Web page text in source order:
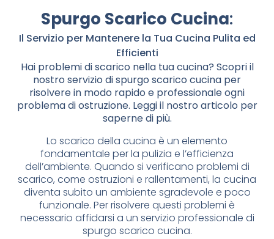
Spurgo Scarico Cucina:
Il Servizio per Mantenere la Tua Cucina Pulita ed
Efficienti
Hai problemi di scarico nella tua cucina? Scopri il
nostro servizio di spurgo scarico cucina per
risolvere in modo rapido e professionale ogni
problema di ostruzione. Leggi il nostro articolo per
saperne di più.
Lo scarico della cucina è un elemento
fondamentale per la pulizia e l’efficienza
dell’ambiente. Quando si verificano problemi di
scarico, come ostruzioni e rallentamenti, la cucina
diventa subito un ambiente sgradevole e poco
funzionale. Per risolvere questi problemi è
necessario affidarsi a un servizio professionale di
spurgo scarico cucina.